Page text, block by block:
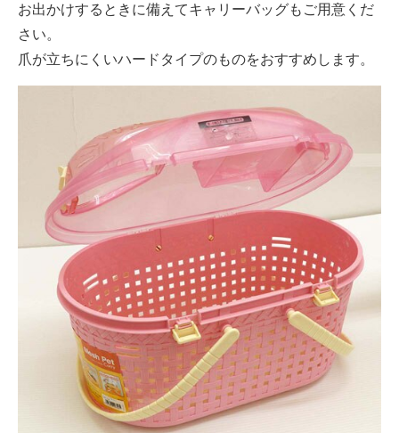
お出かけするときに備えてキャリーバッグもご用意くだ
さい。
爪が立ちにくいハードタイプのものをおすすめします。